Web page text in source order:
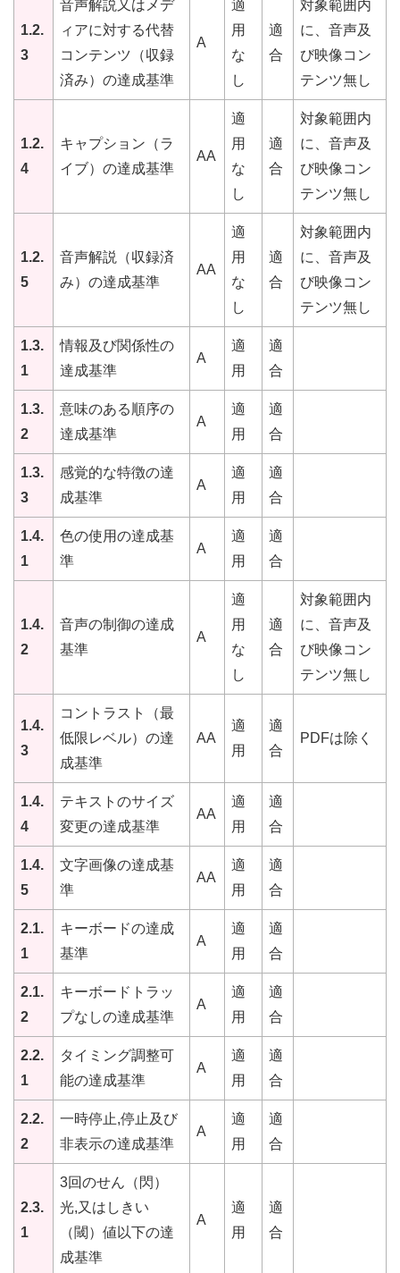
1.2.
3
音声解説又はメデ
ィアに対する代替
コンテンツ（収録
済み）の達成基準
A
適
用
な
し
適
合
対象範囲内
に、音声及
び映像コン
テンツ無し
1.2.
4
キャプション（ラ
イブ）の達成基準
AA
適
用
な
し
適
合
対象範囲内
に、音声及
び映像コン
テンツ無し
1.2.
5
音声解説（収録済
み）の達成基準
AA
適
用
な
し
適
合
対象範囲内
に、音声及
び映像コン
テンツ無し
1.3.
1
情報及び関係性の
達成基準
A
適
用
適
合
1.3.
2
意味のある順序の
達成基準
A
適
用
適
合
1.3.
3
感覚的な特徴の達
成基準
A
適
用
適
合
1.4.
1
色の使用の達成基
準
A
適
用
適
合
1.4.
2
音声の制御の達成
基準
A
適
用
な
し
適
合
対象範囲内
に、音声及
び映像コン
テンツ無し
1.4.
3
コントラスト（最
低限レベル）の達
成基準
AA
適
用
適
合
PDFは除く
1.4.
4
テキストのサイズ
変更の達成基準
AA
適
用
適
合
1.4.
5
文字画像の達成基
準
AA
適
用
適
合
2.1.
1
キーボードの達成
基準
A
適
用
適
合
2.1.
2
キーボードトラッ
プなしの達成基準
A
適
用
適
合
2.2.
1
タイミング調整可
能の達成基準
A
適
用
適
合
2.2.
2
一時停止,停止及び
非表示の達成基準
A
適
用
適
合
2.3.
1
3回のせん（閃）
光,又はしきい
（閾）値以下の達
成基準
A
適
用
適
合